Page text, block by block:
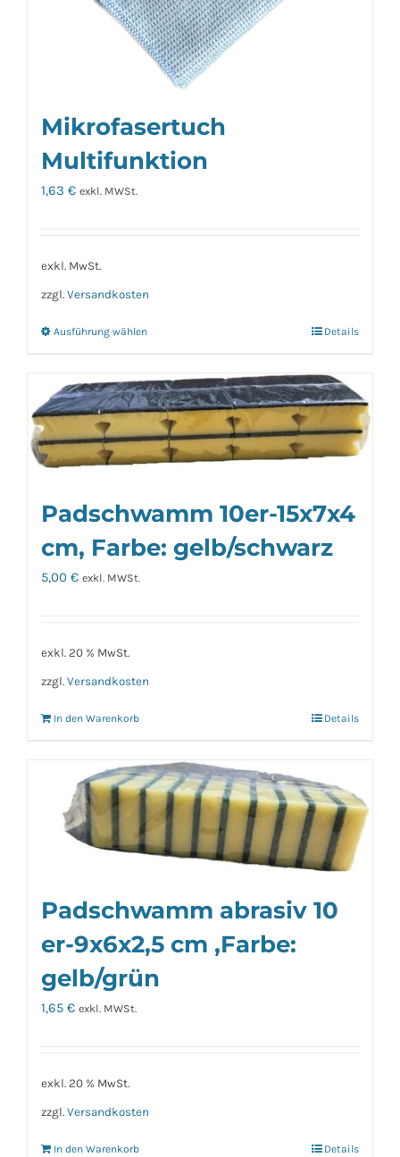
Mikrofasertuch
Multifunktion
1,63 € exkl. MWSt.
exkl. MwSt.
zzgl. Versandkosten
Ausführung wählenDieses
weist
mehrere
Varianten
auf.
Optionen
auf
Details
Padschwamm 10er-15x7x4
cm, Farbe: gelb/schwarz
5,00 € exkl. MWSt.
exkl. 20 % MwSt.
zzgl. Versandkosten
In den Warenkorb Details
Padschwamm abrasiv 10
er-9x6x2,5 cm ,Farbe:
gelb/grün
1,65 € exkl. MWSt.
exkl. 20 % MwSt.
zzgl. Versandkosten
In den Warenkorb Details